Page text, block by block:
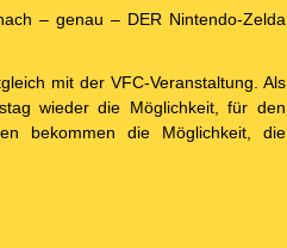
– genau – DER Nintendo-Zelda
mit der VFC-Veranstaltung. Als
wieder die Möglichkeit, für den
bekommen die Möglichkeit, die